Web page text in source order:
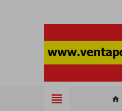
view_headline home